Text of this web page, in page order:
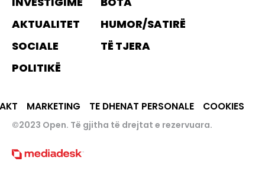
AKTUALITET
SOCIALE
POLITIKË
HUMOR/SATIRË
TË TJERA
MARKETING TE DHENAT PERSONALE COOKIES
©2023 Open. Të gjitha të drejtat e rezervuara.